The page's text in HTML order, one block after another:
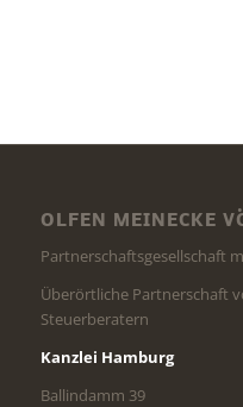
OLFEN MEINECKE
Partnerschaftsgesellschaft
Überörtliche Partnerschaft
Steuerberatern
Kanzlei Hamburg
Ballindamm 39